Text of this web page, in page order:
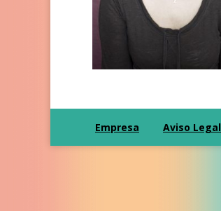
Empresa Aviso Legal